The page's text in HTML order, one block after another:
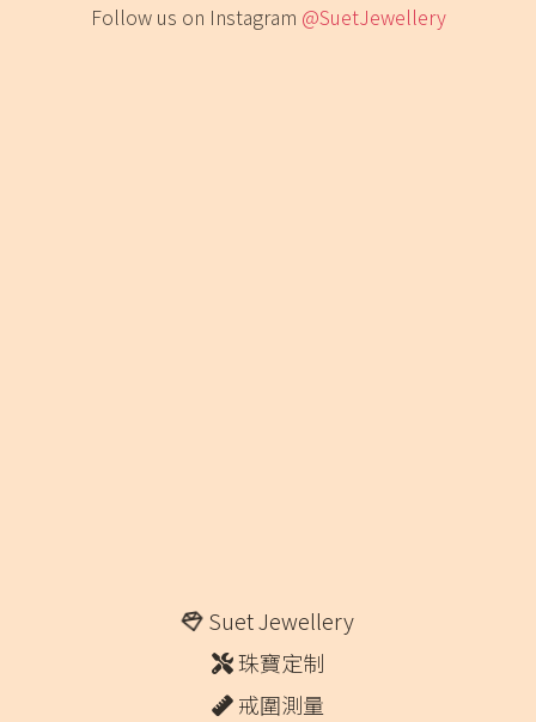
Follow us on Instagram @SuetJewellery
Suet Jewellery
珠寶定制
戒圍測量